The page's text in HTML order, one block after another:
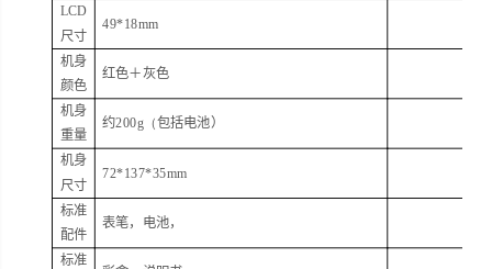
LCD
尺寸
49*18mm
机身
颜色
红色＋灰色
机身
重量
约200g（包括电池）
机身
尺寸
72*137*35mm
标准
配件
表笔，电池，
标准